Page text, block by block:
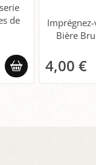
de
Bière
4,00 €